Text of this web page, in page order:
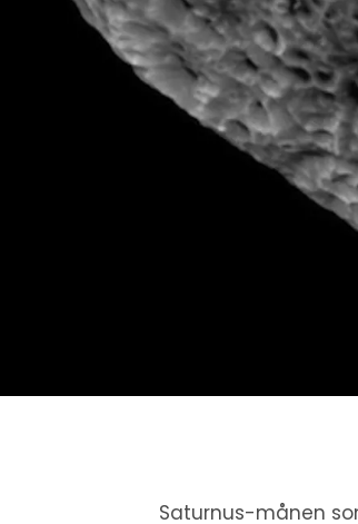
Saturnus-månen